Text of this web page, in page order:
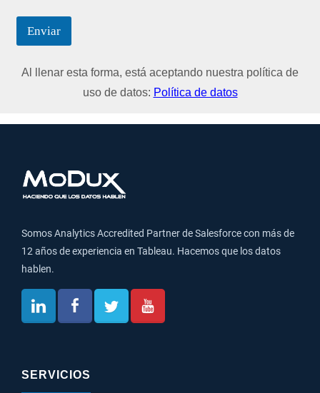
Enviar
Al llenar esta forma, está aceptando nuestra política de
uso de datos: Política de datos
Somos Analytics Accredited Partner de Salesforce con más de
12 años de experiencia en Tableau. Hacemos que los datos
hablen.
SERVICIOS